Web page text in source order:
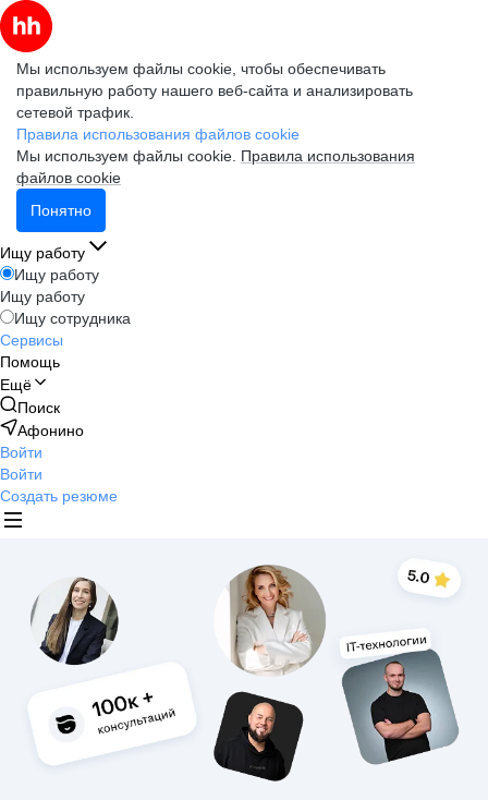
Мы используем файлы cookie, чтобы обеспечивать
правильную работу нашего веб-сайта и анализировать
сетевой трафик.
Правила использования файлов cookie
Мы используем файлы cookie. Правила использования
файлов cookie
Понятно
Ищу работу
Ищу работу
Ищу работу
Ищу сотрудника
Сервисы
Помощь
Ещё
Поиск
Афонино
Войти
Войти
Создать резюме